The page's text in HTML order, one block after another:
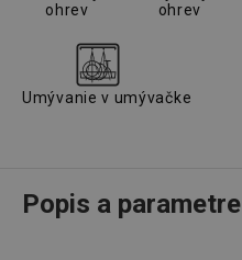
ohrev
ohrev
Umývanie v umývačke
Popis a parametre